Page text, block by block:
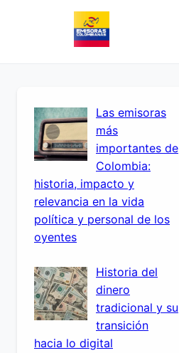
Las emisoras
más
importantes de
Colombia:
historia, impacto y
relevancia en la vida
política y personal de los
oyentes
Historia del
dinero
tradicional y su
transición
hacia lo digital